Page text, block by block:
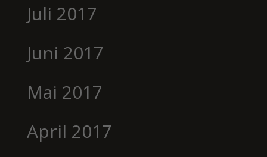
Juli 2017
Juni 2017
Mai 2017
April 2017